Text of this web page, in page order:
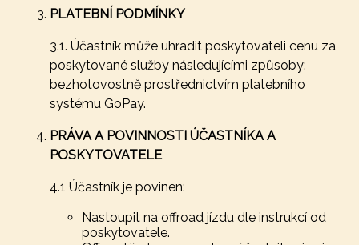
PLATEBNÍ PODMÍNKY
3.1. Účastník může uhradit poskytovateli cenu za
poskytované služby následujícími způsoby:
bezhotovostně prostřednictvím platebního
systému GoPay.
PRÁVA A POVINNOSTI ÚČASTNÍKA A
POSKYTOVATELE
4.1 Účastník je povinen:
Nastoupit na offroad jízdu dle instrukcí od
poskytovatele.